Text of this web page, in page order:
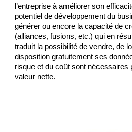
l’entreprise à améliorer son
potentiel de développement du
générer ou encore la capacité de
(alliances, fusions, etc.) qui en
traduit la possibilité de vendre, de
disposition gratuitement ses
risque et du coût sont nécessaires
valeur nette.